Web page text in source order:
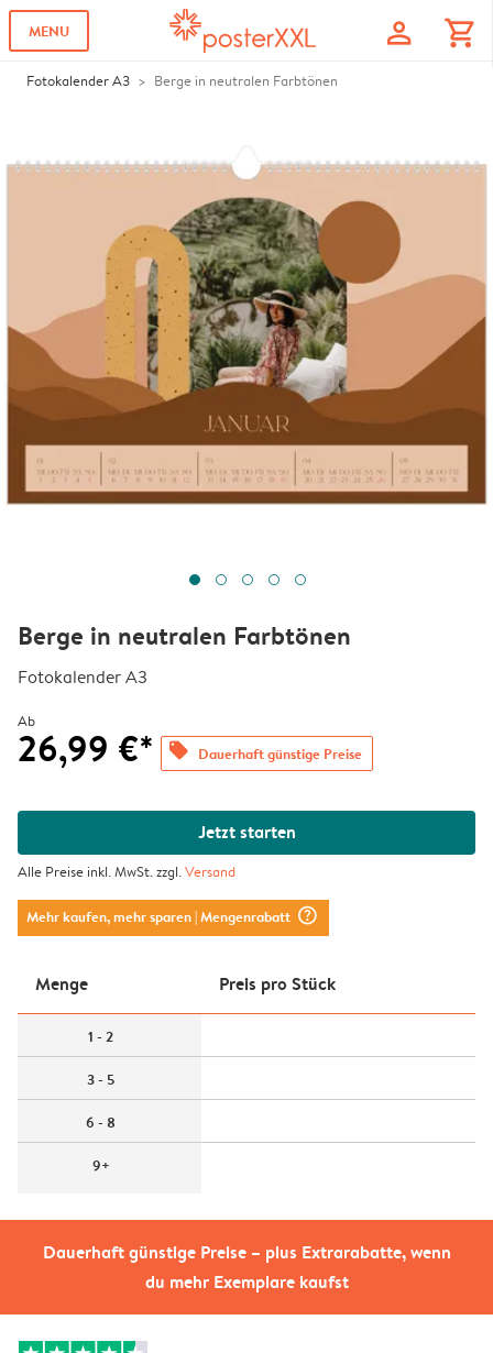
MENU profile shopping_cart
Fotokalender A3 Berge in neutralen Farbtönen
Dauerhaft günstige Preise – plus Extrarabatte, wenn
du mehr Exemplare kaufst
Berge in neutralen Farbtönen
Fotokalender A3
Ab
26,99 €* offers Dauerhaft günstige Preise
Jetzt starten
Alle Preise inkl. MwSt. zzgl.Versand
Mehr kaufen, mehr sparen| Mengenrabatt question_mark_circle
Menge Preis pro Stück
1 - 2
3 - 5
6 - 8
9+